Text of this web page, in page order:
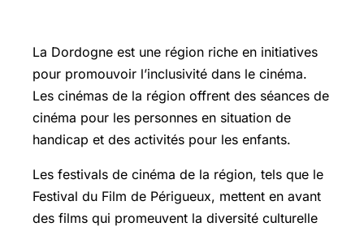
La Dordogne est une région riche en initiatives
pour promouvoir l’inclusivité dans le cinéma.
Les cinémas de la région offrent des séances de
cinéma pour les personnes en situation de
handicap et des activités pour les enfants.
Les festivals de cinéma de la région, tels que le
Festival du Film de Périgueux, mettent en avant
des films qui promeuvent la diversité culturelle